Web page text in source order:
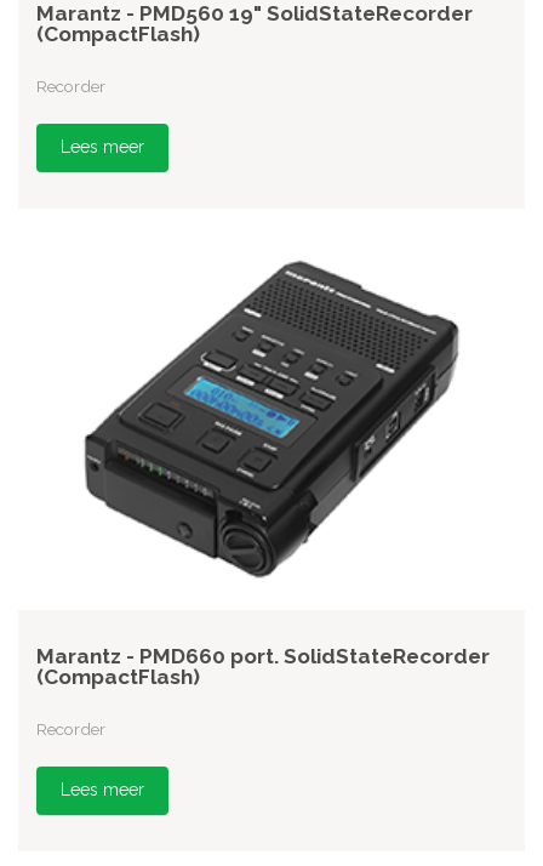
Marantz - PMD560 19" SolidStateRecorder
(CompactFlash)
Recorder
Lees meer
Marantz - PMD660 port. SolidStateRecorder
(CompactFlash)
Recorder
Lees meer